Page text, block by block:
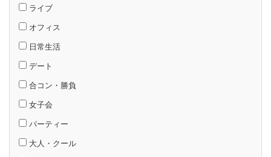
ライブ
オフィス
日常生活
デート
合コン・勝負
女子会
パーティー
大人・クール